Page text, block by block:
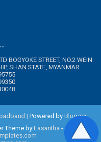
BOGYOKE STREET, NO.2 WEIN
SHAN STATE, MYANMAR
| Powered by Blogger
Theme by Lasantha -